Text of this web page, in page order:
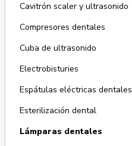
Cavitrón scaler y ultrasonido
Compresores dentales
Cuba de ultrasonido
Electrobisturies
Espátulas eléctricas dentales
Esterilización dental
Lámparas dentales